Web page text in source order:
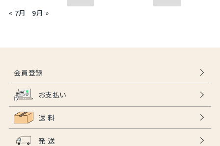
« 7月 9月 »
会員登録
お支払い
送 料
発 送